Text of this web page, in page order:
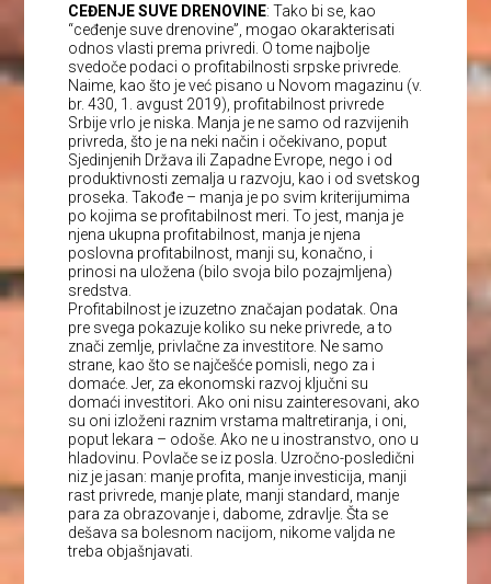
CEĐENJE SUVE DRENOVINE: Tako bi se, kao
“ceđenje suve drenovine”, mogao okarakterisati
odnos vlasti prema privredi. O tome najbolje
svedoče podaci o profitabilnosti srpske privrede.
Naime, kao što je već pisano u Novom magazinu (v.
br. 430, 1. avgust 2019), profitabilnost privrede
Srbije vrlo je niska. Manja je ne samo od razvijenih
privreda, što je na neki način i očekivano, poput
Sjedinjenih Država ili Zapadne Evrope, nego i od
produktivnosti zemalja u razvoju, kao i od svetskog
proseka. Takođe – manja je po svim kriterijumima
po kojima se profitabilnost meri. To jest, manja je
njena ukupna profitabilnost, manja je njena
poslovna profitabilnost, manji su, konačno, i
prinosi na uložena (bilo svoja bilo pozajmljena)
sredstva.
Profitabilnost je izuzetno značajan podatak. Ona
pre svega pokazuje koliko su neke privrede, a to
znači zemlje, privlačne za investitore. Ne samo
strane, kao što se najčešće pomisli, nego za i
domaće. Jer, za ekonomski razvoj ključni su
domaći investitori. Ako oni nisu zainteresovani, ako
su oni izloženi raznim vrstama maltretiranja, i oni,
poput lekara – odoše. Ako ne u inostranstvo, ono u
hladovinu. Povlače se iz posla. Uzročno-posledični
niz je jasan: manje profita, manje investicija, manji
rast privrede, manje plate, manji standard, manje
para za obrazovanje i, dabome, zdravlje. Šta se
dešava sa bolesnom nacijom, nikome valjda ne
treba objašnjavati.